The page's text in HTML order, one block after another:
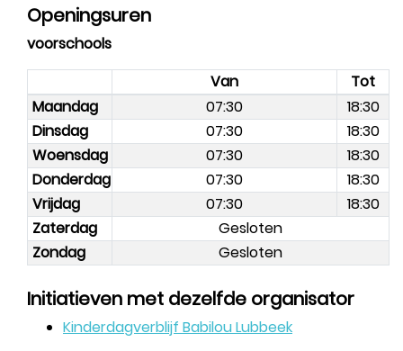
Openingsuren
voorschools
Van
Tot
Maandag
07:30
18:30
Dinsdag
07:30
18:30
Woensdag
07:30
18:30
Donderdag
07:30
18:30
Vrijdag
07:30
18:30
Zaterdag
Gesloten
Zondag
Gesloten
Initiatieven met dezelfde organisator
Kinderdagverblijf Babilou Lubbeek